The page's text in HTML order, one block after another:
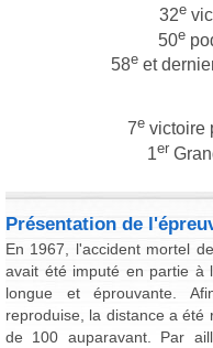
32e
50e
58e et
7e victoire
1er
Présentation de
En 1967, l'accident mortel
avait été imputé en partie à
longue et éprouvante.
reproduise, la distance a été
de 100 auparavant. Par